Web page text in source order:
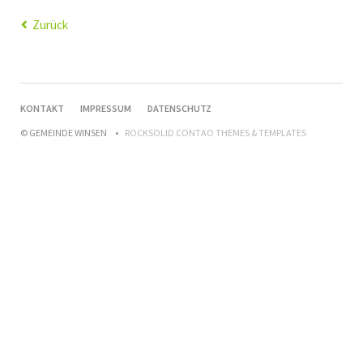
Zurück
NAVIGATION
KONTAKT IMPRESSUM
DATENSCHUTZ
© GEMEINDE WINSEN
ROCKSOLID CONTAO THEMES & TEMPLATES